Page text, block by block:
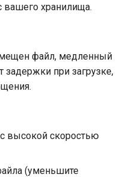
вашего хранилища.
файл, медленный
задержки при загрузке,
высокой скоростью
(уменьшите